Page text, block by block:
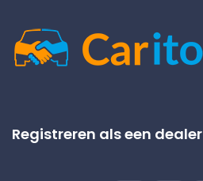
Registreren als een dealer